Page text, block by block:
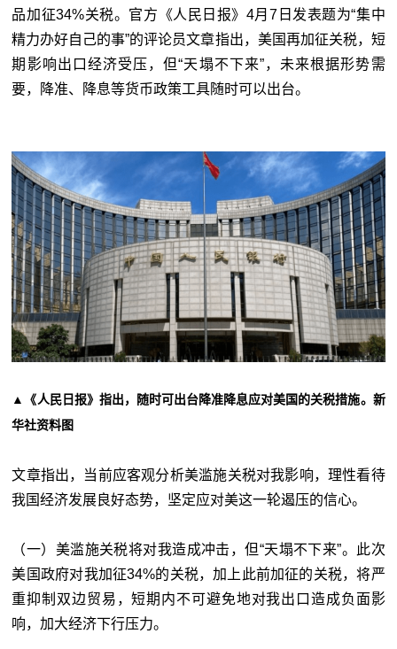
品加征34%关税。官方《人民日报》4月7日发表题为“集中
精力办好自己的事”的评论员文章指出，美国再加征关税，短
期影响出口经济受压，但“天塌不下来”，未来根据形势需
要，降准、降息等货币政策工具随时可以出台。
▲《人民日报》指出，随时可出台降准降息应对美国的关税措施。新
华社资料图
文章指出，当前应客观分析美滥施关税对我影响，理性看待
我国经济发展良好态势，坚定应对美这一轮遏压的信心。
（一）美滥施关税将对我造成冲击，但“天塌不下来”。此次
美国政府对我加征34%的关税，加上此前加征的关税，将严
重抑制双边贸易，短期内不可避免地对我出口造成负面影
响，加大经济下行压力。